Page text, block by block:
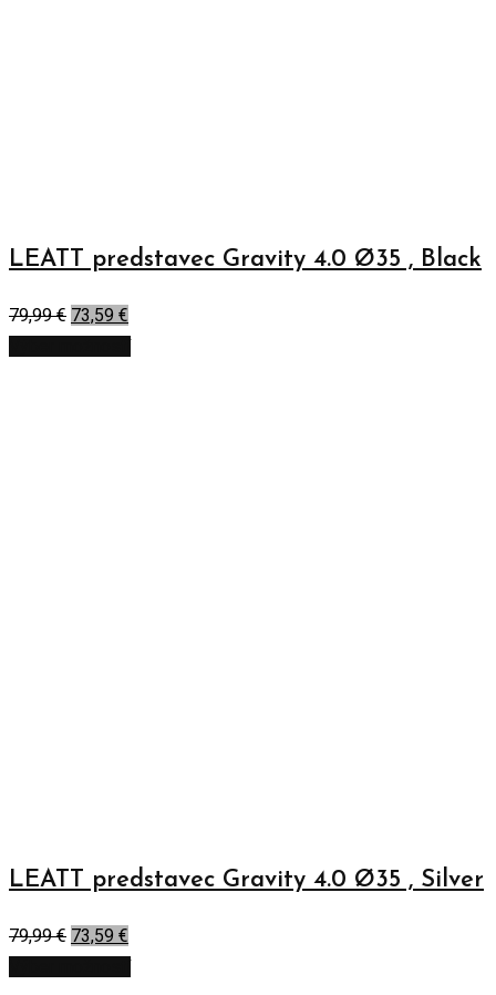
LEATT predstavec Gravity 4.0 Ø35 , Black
79,99€ 73,59 €
LEATT predstavec Gravity 4.0 Ø35 , Silver
79,99€ 73,59 €